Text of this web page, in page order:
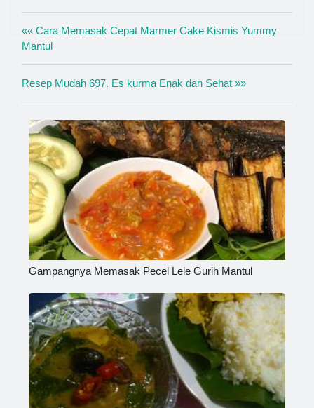
«« Cara Memasak Cepat Marmer Cake Kismis Yummy
Mantul
Resep Mudah 697. Es kurma Enak dan Sehat »»
Gampangnya Memasak Pecel Lele Gurih Mantul